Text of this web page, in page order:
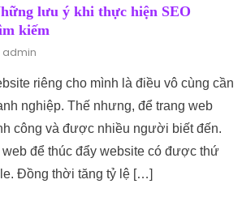
lưu ý khi thực hiện SEO
kiếm
Author
admin
riêng cho mình là điều vô cùng cần
nghiệp. Thế nhưng, để trang web
công và được nhiều người biết đến.
để thúc đẩy website có được thứ
Đồng thời tăng tỷ lệ […]